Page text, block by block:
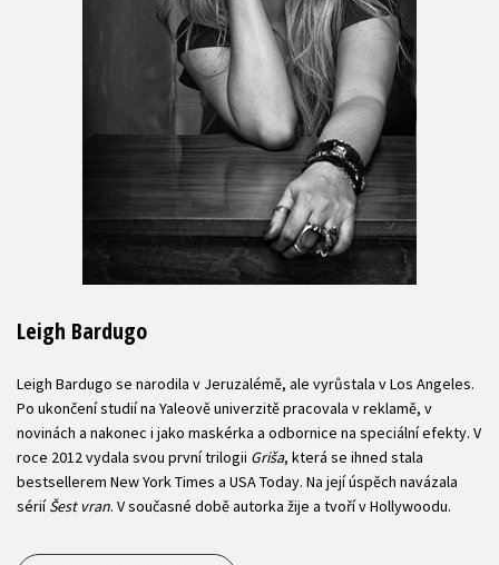
Leigh Bardugo
Leigh Bardugo se narodila v Jeruzalémě, ale vyrůstala v Los Angeles.
Po ukončení studií na Yaleově univerzitě pracovala v reklamě, v
novinách a nakonec i jako maskérka a odbornice na speciální efekty. V
roce 2012 vydala svou první trilogii Griša, která se ihned stala
bestsellerem New York Times a USA Today. Na její úspěch navázala
sériíŠest vran. V současné době autorka žije a tvoří v Hollywoodu.